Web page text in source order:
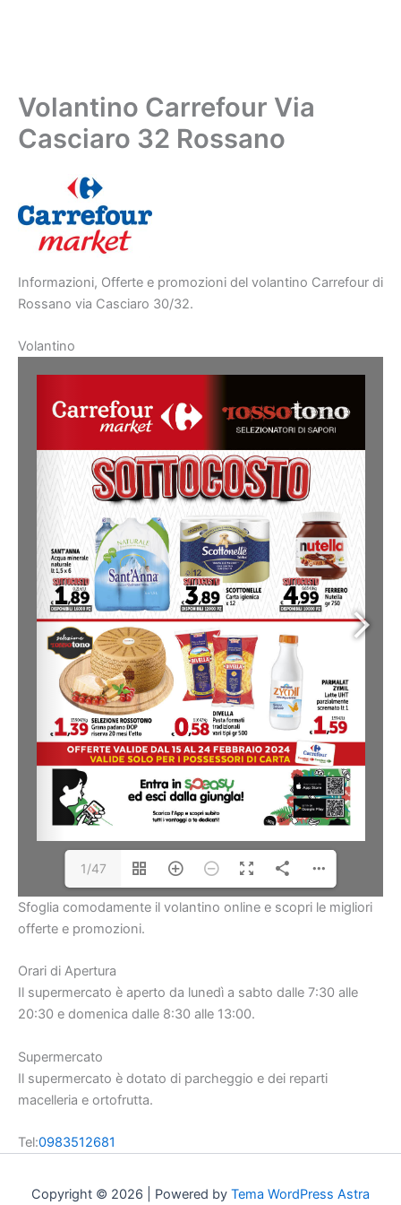
Volantino Carrefour Via
Casciaro 32 Rossano
Informazioni, Offerte e promozioni del volantino Carrefour di
Rossano via Casciaro 30/32.
Volantino
1/47
Sfoglia comodamente il volantino online e scopri le migliori
offerte e promozioni.
Orari di Apertura
Il supermercato è aperto da lunedì a sabto dalle 7:30 alle
20:30 e domenica dalle 8:30 alle 13:00.
Supermercato
Il supermercato è dotato di parcheggio e dei reparti
macelleria e ortofrutta.
Tel:0983512681
Copyright © 2026 | Powered by Tema WordPress Astra